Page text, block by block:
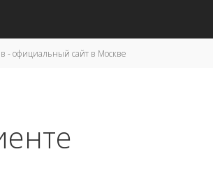
- официальный сайт в Москве